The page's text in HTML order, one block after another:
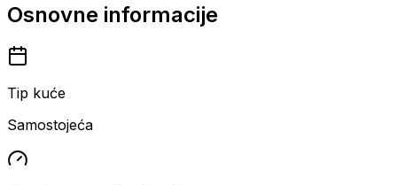
Osnovne informacije
Tip kuće
Samostojeća